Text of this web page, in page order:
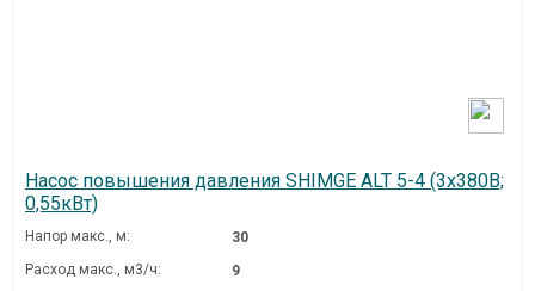
Насос повышения давления SHIMGE ALT 5-4 (3х380В;
0,55кВт)
Напор макс., м:
30
Расход макс., м3/ч:
9